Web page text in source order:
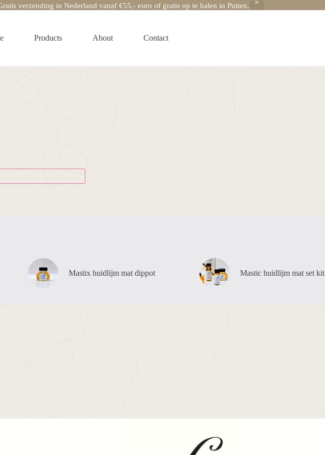
verzending in Nederland vanaf €55,- euro of gratis op te halen in Putten.
Products About Contact
Mastix huidlijm mat dippot Mastic huidlijm mat set kit